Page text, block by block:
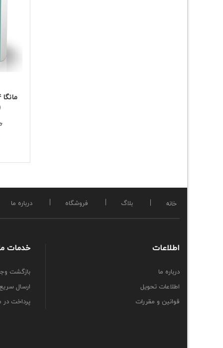
خانه بلاگ فروشگاه درباره ما
اطلاعات
درباره ما
اطلاعات تحویل
قوانین و مقررات
خدمات
بازگشت
ارسال سریع
پرداخت